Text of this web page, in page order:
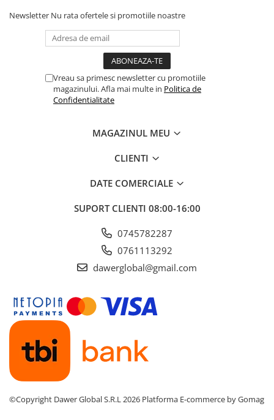
Newsletter Nu rata ofertele si promotiile noastre
Vreau sa primesc newsletter cu promotiile
magazinului. Afla mai multe in Politica de
Confidentialitate
MAGAZINUL MEU
CLIENTI
DATE COMERCIALE
SUPORT CLIENTI 08:00-16:00
0745782287
0761113292
dawerglobal@gmail.com
©Copyright Dawer Global S.R.L 2026 Platforma E-commerce by Gomag